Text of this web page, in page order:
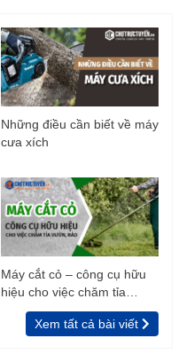
Những điều cần biết về máy
cưa xích
Máy cắt cỏ – công cụ hữu
hiệu cho việc chăm tỉa
vườn, rào
Xem tất cả bài viết